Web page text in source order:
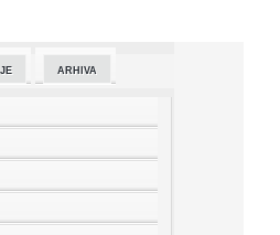
najavio dodatne subvencije za
Armando Bakot zvanično pojačao
na napredak u Senatu dok se
ARHIVA